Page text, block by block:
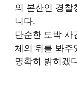
의 본산인 경찰
니다.
단순한 도박 사
체의 뒤를 봐주
명확히 밝히겠